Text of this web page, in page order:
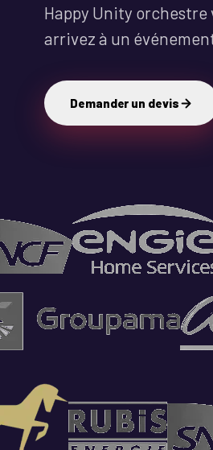
Happy Unity orchestre
arrivez à un
Demander un devis